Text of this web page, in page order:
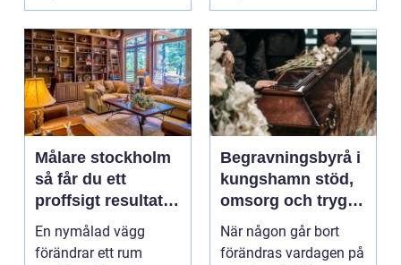
Målare stockholm
så får du ett
proffsigt resultat
hemma
En nymålad vägg
förändrar ett rum
Begravningsbyrå i
kungshamn stöd,
omsorg och trygg
vägledning
När någon går bort
förändras vardagen på